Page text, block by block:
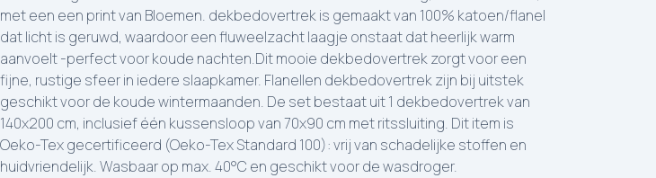
met een een print van Bloemen. dekbedovertrek is gemaakt van 100% katoen/flanel
dat licht is geruwd, waardoor een fluweelzacht laagje onstaat dat heerlijk warm
aanvoelt -perfect voor koude nachten.Dit mooie dekbedovertrek zorgt voor een
fijne, rustige sfeer in iedere slaapkamer. Flanellen dekbedovertrek zijn bij uitstek
geschikt voor de koude wintermaanden. De set bestaat uit 1 dekbedovertrek van
140x200 cm, inclusief één kussensloop van 70x90 cm met ritssluiting. Dit item is
Oeko-Tex gecertificeerd (Oeko-Tex Standard 100): vrij van schadelijke stoffen en
huidvriendelijk. Wasbaar op max. 40°C en geschikt voor de wasdroger.